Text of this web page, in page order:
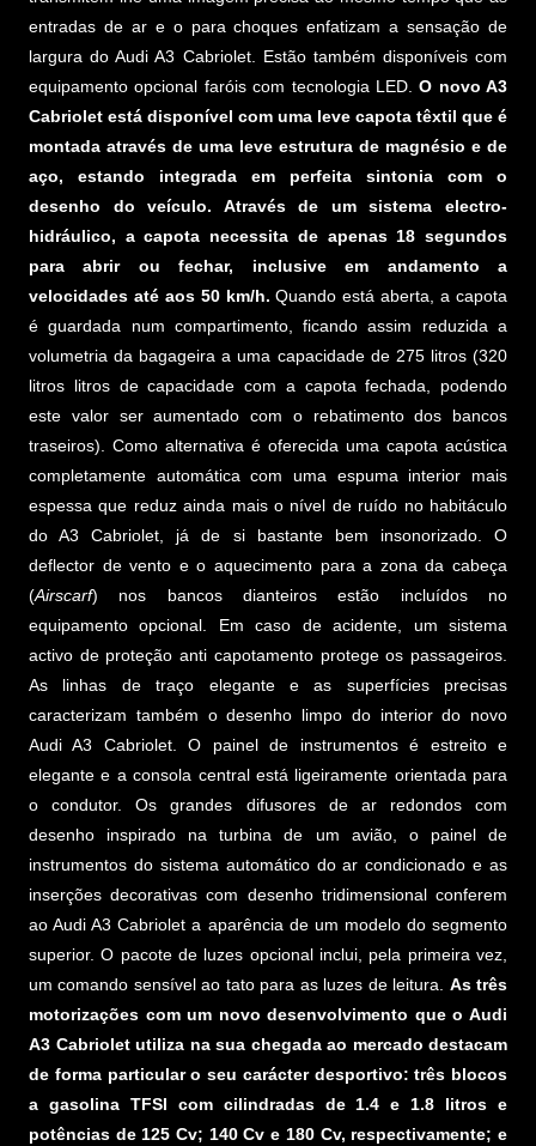
entradas de ar e o para choques enfatizam a sensação de
largura do Audi A3 Cabriolet. Estão também disponíveis com
equipamento opcional faróis com tecnologia LED.O novo A3
Cabriolet está disponível com uma leve capota têxtil que é
montada através de uma leve estrutura de magnésio e de
aço, estando integrada em perfeita sintonia com o
desenho do veículo. Através de um sistema electro-
hidráulico, a capota necessita de apenas 18 segundos
para abrir ou fechar, inclusive em andamento a
velocidades até aos 50 km/h. Quando está aberta, a capota
é guardada num compartimento, ficando assim reduzida a
volumetria da bagageira a uma capacidade de 275 litros (320
litros litros de capacidade com a capota fechada, podendo
este valor ser aumentado com o rebatimento dos bancos
traseiros). Como alternativa é oferecida uma capota acústica
completamente automática com uma espuma interior mais
espessa que reduz ainda mais o nível de ruído no habitáculo
do A3 Cabriolet, já de si bastante bem insonorizado. O
deflector de vento e o aquecimento para a zona da cabeça
(Airscarf) nos bancos dianteiros estão incluídos no
equipamento opcional. Em caso de acidente, um sistema
activo de proteção anti capotamento protege os passageiros.
As linhas de traço elegante e as superfícies precisas
caracterizam também o desenho limpo do interior do novo
Audi A3 Cabriolet. O painel de instrumentos é estreito e
elegante e a consola central está ligeiramente orientada para
o condutor. Os grandes difusores de ar redondos com
desenho inspirado na turbina de um avião, o painel de
instrumentos do sistema automático do ar condicionado e as
inserções decorativas com desenho tridimensional conferem
ao Audi A3 Cabriolet a aparência de um modelo do segmento
superior. O pacote de luzes opcional inclui, pela primeira vez,
um comando sensível ao tato para as luzes de leitura. As três
motorizações com um novo desenvolvimento que o Audi
A3 Cabriolet utiliza na sua chegada ao mercado destacam
de forma particular o seu carácter desportivo: três blocos
a gasolina TFSI com cilindradas de 1.4 e 1.8 litros e
potências de 125 Cv; 140 Cv e 180 Cv, respectivamente; e